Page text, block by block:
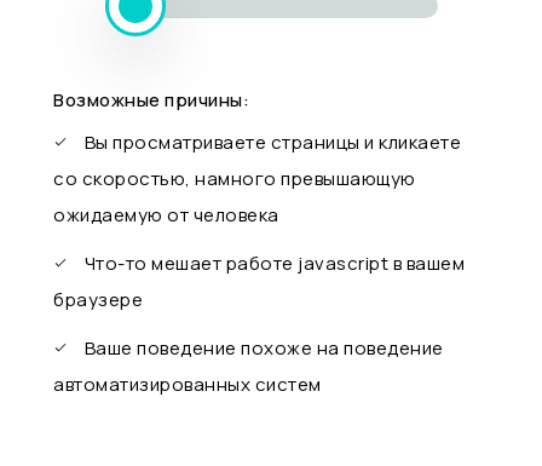
Возможные причины:
Вы просматриваете страницы и кликаете
со скоростью, намного превышающую
ожидаемую от человека
Что-то мешает работе javascript в вашем
браузере
Ваше поведение похоже на поведение
автоматизированных систем